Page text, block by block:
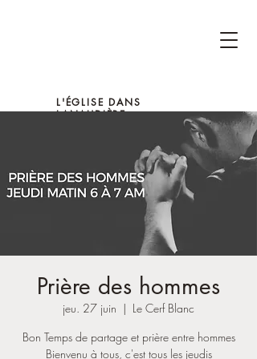
L'ÉGLISE DANS
LANAUDIÈRE
Prière des hommes
jeu. 27 juin
  |
Le Cerf Blanc
Bon Temps de partage et prière entre hommes
Bienvenu à tous, c'est tous les jeudis